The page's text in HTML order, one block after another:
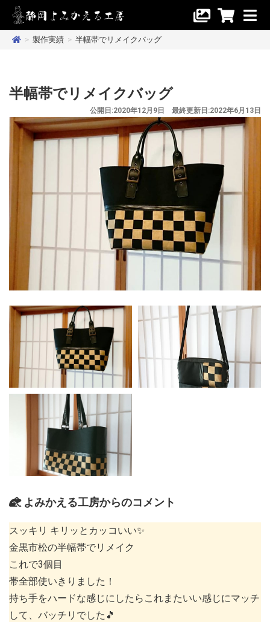
> 製作実績 > 半幅帯でリメイクバッグ
半幅帯でリメイクバッグ
公開日:2020年12月9日 最終更新日:2022年6月13日
よみかえる工房からのコメント
スッキリ キリッとカッコいい✨
金黒市松の半幅帯でリメイク
これで3個目
帯全部使いきりました！
持ち手をハードな感じにしたらこれまたいい感じにマッチ
して、バッチリでした🎵